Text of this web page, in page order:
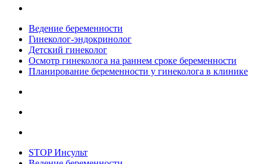
Ведение беременности
Гинеколог-эндокринолог
Детский гинеколог
Осмотр гинеколога на раннем сроке беременности
Планирование беременности у гинеколога в клинике
STOP Инсульт